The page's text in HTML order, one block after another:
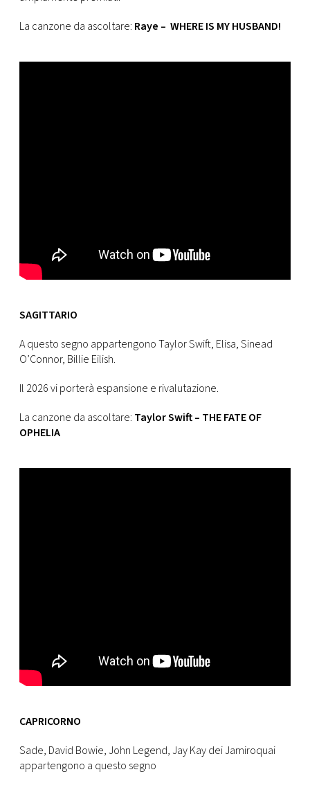
La canzone da ascoltare: Raye – WHERE IS MY HUSBAND!
SAGITTARIO
A questo segno appartengono Taylor Swift, Elisa, Sinead
O’Connor, Billie Eilish.
Il 2026 vi porterà espansione e rivalutazione.
La canzone da ascoltare: Taylor Swift – THE FATE OF
OPHELIA
CAPRICORNO
Sade, David Bowie, John Legend, Jay Kay dei Jamiroquai
appartengono a questo segno